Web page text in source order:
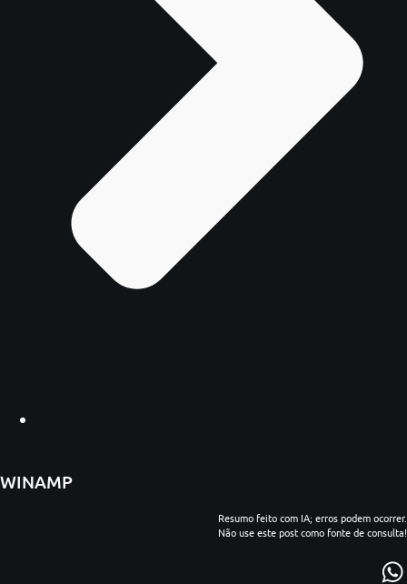
WINAMP
Resumo feito com IA; erros podem ocorrer.
Não use este post como fonte de consulta!